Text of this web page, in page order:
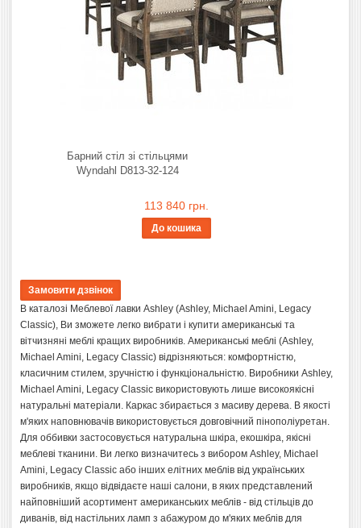
Барний стіл зі стільцями
Wyndahl D813-32-124
113 840 грн.
До кошика
В каталозі Меблевої лавки Ashley (Ashley, Michael Amini, Legacy
Classic), Ви зможете легко вибрати і купити американські та
вітчизняні меблі кращих виробників. Американські меблі (Ashley,
Michael Amini, Legacy Classic) відрізняються: комфортністю,
класичним стилем, зручністю і функціональністю. Виробники Ashley,
Michael Amini, Legacy Classic використовують лише високоякісні
натуральні матеріали. Каркас збирається з масиву дерева. В якості
м'яких наповнювачів використовується довговічний пінополіуретан.
Для оббивки застосовується натуральна шкіра, екошкіра, якісні
меблеві тканини. Ви легко визначитесь з вибором Ashley, Michael
Amini, Legacy Classic або інших елітних меблів від українських
виробників, якщо відвідаєте наші салони, в яких представлений
найповніший асортимент американських меблів - від стільців до
диванів, від настільних ламп з абажуром до м'яких меблів для